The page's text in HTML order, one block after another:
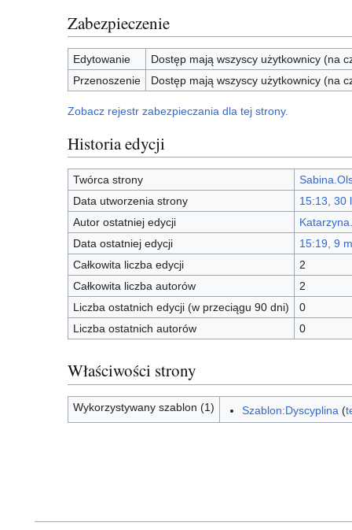
Zabezpieczenie
Edytowanie
Dostęp mają wszyscy użytkownicy (na
Przenoszenie
Dostęp mają wszyscy użytkownicy (na
Zobacz rejestr zabezpieczania dla tej strony.
Historia edycji
Twórca strony
Data utworzenia strony
15:13, 30
Autor ostatniej edycji
Data ostatniej edycji
15:19, 9
Całkowita liczba edycji
2
Całkowita liczba autorów
2
Liczba ostatnich edycji (w przeciągu 90 dni)
0
Liczba ostatnich autorów
0
Właściwości strony
Wykorzystywany szablon (1) Szablon:Dyscyplina (